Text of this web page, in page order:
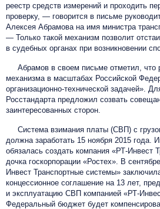
реестр средств измерений и проходить
проверку, — говорится в письме
Алексея Абрамова на имя министра
— Только такой механизм позволит
в судебных органах при возникновении
Абрамов в своем письме отметил, что
механизма в масштабах Российской
организационно-технической задачей».
Росстандарта предложил созвать
заинтересованных сторон.
Система взимания платы (СВП) с
должна заработать 15 ноября 2015 года.
обязалась создать компания «РТ-Инвест
дочка госкорпорации «Ростех». В
Инвест Транспортные системы»
концессионное соглашение на 13 лет,
и эксплуатацию СВП компанией «РТ-
Федеральный бюджет будет